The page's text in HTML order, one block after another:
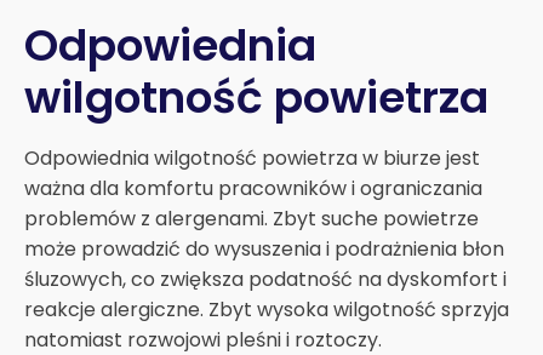
Odpowiednia
wilgotność powietrza
Odpowiednia wilgotność powietrza w biurze jest
ważna dla komfortu pracowników i ograniczania
problemów z alergenami. Zbyt suche powietrze
może prowadzić do wysuszenia i podrażnienia błon
śluzowych, co zwiększa podatność na dyskomfort i
reakcje alergiczne. Zbyt wysoka wilgotność sprzyja
natomiast rozwojowi pleśni i roztoczy.